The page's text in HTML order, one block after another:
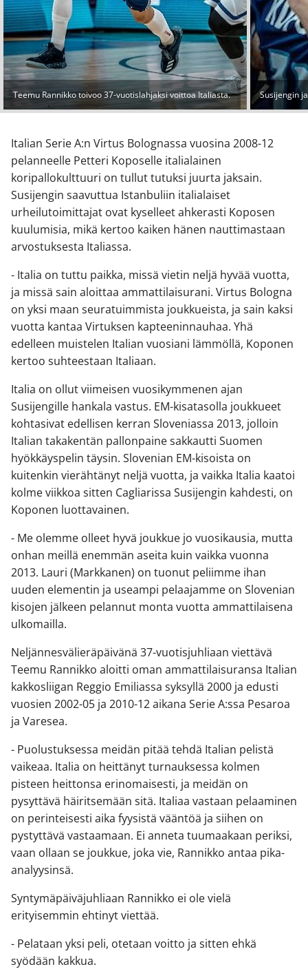
Teemu Rannikko toivoo 37-vuotislahjaksi voittoa Italiasta. Susijengin
Italian Serie A:n Virtus Bolognassa vuosina 2008-12
pelanneelle Petteri Koposelle italialainen
koripallokulttuuri on tullut tutuksi juurta jaksain.
Susijengin saavuttua Istanbuliin italialaiset
urheilutoimittajat ovat kyselleet ahkerasti Koposen
kuulumisia, mikä kertoo kaiken hänen nauttimastaan
arvostuksesta Italiassa.
- Italia on tuttu paikka, missä vietin neljä hyvää vuotta,
ja missä sain aloittaa ammattilaisurani. Virtus Bologna
on yksi maan seuratuimmista joukkueista, ja sain kaksi
vuotta kantaa Virtuksen kapteeninnauhaa. Yhä
edelleen muistelen Italian vuosiani lämmöllä, Koponen
kertoo suhteestaan Italiaan.
Italia on ollut viimeisen vuosikymmenen ajan
Susijengille hankala vastus. EM-kisatasolla joukkueet
kohtasivat edellisen kerran Sloveniassa 2013, jolloin
Italian takakentän pallonpaine sakkautti Suomen
hyökkäyspelin täysin. Slovenian EM-kisoista on
kuitenkin vierähtänyt neljä vuotta, ja vaikka Italia kaatoi
kolme viikkoa sitten Cagliarissa Susijengin kahdesti, on
Koponen luottavainen.
- Me olemme olleet hyvä joukkue jo vuosikausia, mutta
onhan meillä enemmän aseita kuin vaikka vuonna
2013. Lauri (Markkanen) on tuonut peliimme ihan
uuden elementin ja useampi pelaajamme on Slovenian
kisojen jälkeen pelannut monta vuotta ammattilaisena
ulkomailla.
Neljännesvälieräpäivänä 37-vuotisjuhliaan viettävä
Teemu Rannikko aloitti oman ammattilaisuransa Italian
kakkosliigan Reggio Emiliassa syksyllä 2000 ja edusti
vuosien 2002-05 ja 2010-12 aikana Serie A:ssa Pesaroa
ja Varesea.
- Puolustuksessa meidän pitää tehdä Italian pelistä
vaikeaa. Italia on heittänyt turnauksessa kolmen
pisteen heittonsa erinomaisesti, ja meidän on
pysyttävä häiritsemään sitä. Italiaa vastaan pelaaminen
on perinteisesti aika fyysistä vääntöä ja siihen on
pystyttävä vastaamaan. Ei anneta tuumaakaan periksi,
vaan ollaan se joukkue, joka vie, Rannikko antaa pika-
analyysinsä.
Syntymäpäiväjuhliaan Rannikko ei ole vielä
erityisemmin ehtinyt viettää.
- Pelataan yksi peli, otetaan voitto ja sitten ehkä
syödään kakkua.